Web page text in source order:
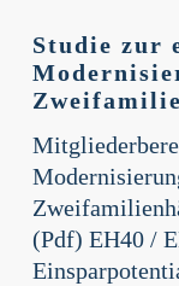
zur
energetischen
Ein-
und
(FIW)
Studie zur
(Pdf) EH40 /